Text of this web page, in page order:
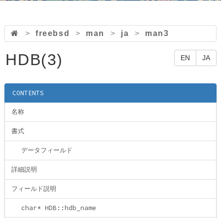
> freebsd > man > ja > man3
EN JA
HDB(3)
CONTENTS
名称
書式
データフィールド
詳細説明
フィールド説明
char* HDB::hdb_name